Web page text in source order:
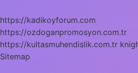
https://kadikoyforum.com
https://ozdoganpromosyon.com.tr
https://kultasmuhendislik.com.tr
Sitemap